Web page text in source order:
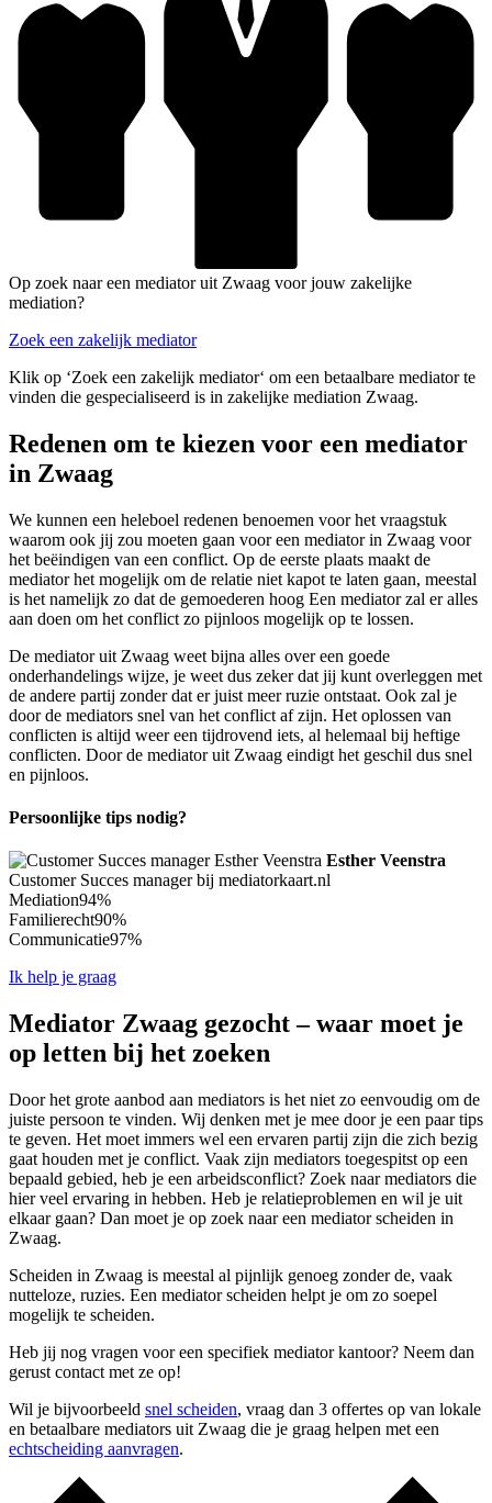
Op zoek naar een mediator uit Zwaag voor jouw zakelijke
mediation?
Zoek een zakelijk mediator
Klik op ‘Zoek een zakelijk mediator‘ om een betaalbare mediator te
vinden die gespecialiseerd is in zakelijke mediation Zwaag.
Redenen om te kiezen voor een mediator
in Zwaag
We kunnen een heleboel redenen benoemen voor het vraagstuk
waarom ook jij zou moeten gaan voor een mediator in Zwaag voor
het beëindigen van een conflict. Op de eerste plaats maakt de
mediator het mogelijk om de relatie niet kapot te laten gaan, meestal
is het namelijk zo dat de gemoederen hoog Een mediator zal er alles
aan doen om het conflict zo pijnloos mogelijk op te lossen.
De mediator uit Zwaag weet bijna alles over een goede
onderhandelings wijze, je weet dus zeker dat jij kunt overleggen met
de andere partij zonder dat er juist meer ruzie ontstaat. Ook zal je
door de mediators snel van het conflict af zijn. Het oplossen van
conflicten is altijd weer een tijdrovend iets, al helemaal bij heftige
conflicten. Door de mediator uit Zwaag eindigt het geschil dus snel
en pijnloos.
Persoonlijke tips nodig?
Esther Veenstra
Customer Succes manager bij mediatorkaart.nl
Mediation94%
Familierecht90%
Communicatie97%
Ik help je graag
Mediator Zwaag gezocht – waar moet je
op letten bij het zoeken
Door het grote aanbod aan mediators is het niet zo eenvoudig om de
juiste persoon te vinden. Wij denken met je mee door je een paar tips
te geven. Het moet immers wel een ervaren partij zijn die zich bezig
gaat houden met je conflict. Vaak zijn mediators toegespitst op een
bepaald gebied, heb je een arbeidsconflict? Zoek naar mediators die
hier veel ervaring in hebben. Heb je relatieproblemen en wil je uit
elkaar gaan? Dan moet je op zoek naar een mediator scheiden in
Zwaag.
Scheiden in Zwaag is meestal al pijnlijk genoeg zonder de, vaak
nutteloze, ruzies. Een mediator scheiden helpt je om zo soepel
mogelijk te scheiden.
Heb jij nog vragen voor een specifiek mediator kantoor? Neem dan
gerust contact met ze op!
Wil je bijvoorbeeld snel scheiden, vraag dan 3 offertes op van lokale
en betaalbare mediators uit Zwaag die je graag helpen met een
echtscheiding aanvragen.